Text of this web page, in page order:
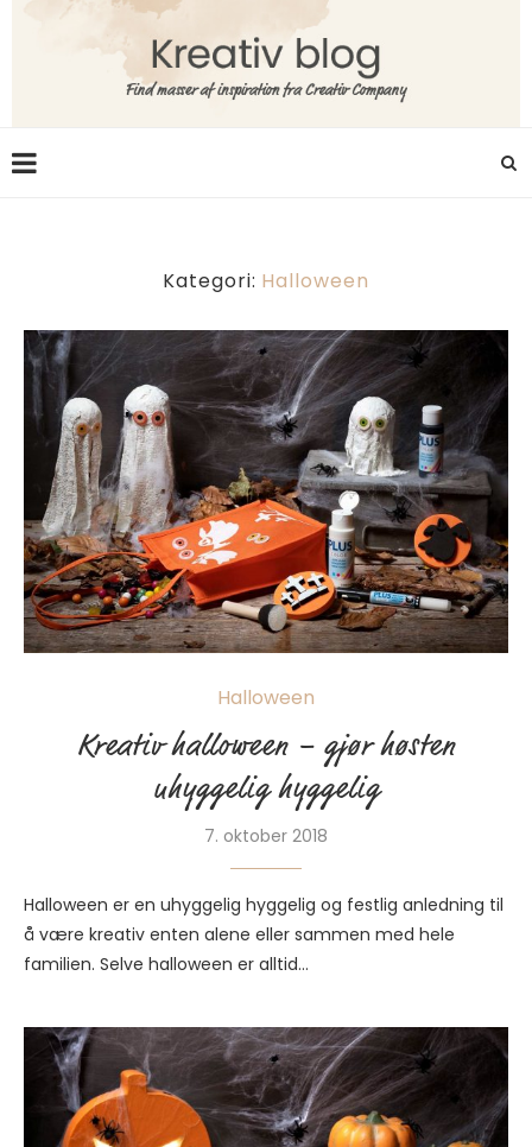
Kategori: Halloween
Halloween
Kreativ halloween – gjør høsten
uhyggelig hyggelig
7. oktober 2018
Halloween er en uhyggelig hyggelig og festlig anledning til
å være kreativ enten alene eller sammen med hele
familien. Selve halloween er alltid…